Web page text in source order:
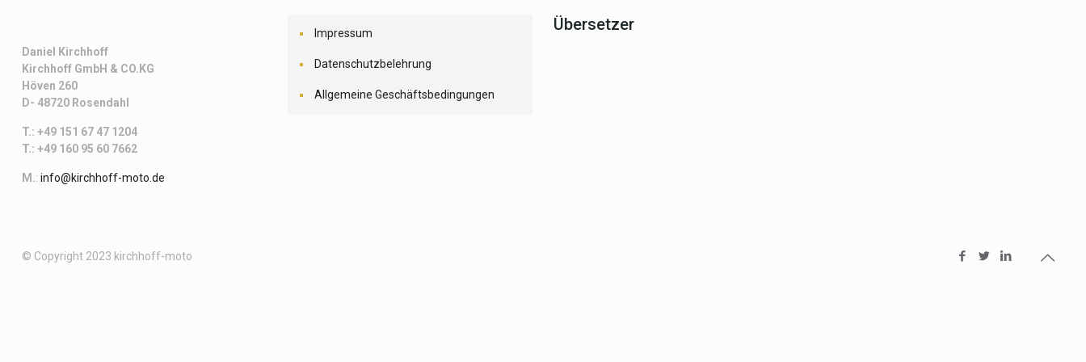
Daniel Kirchhoff
Kirchhoff GmbH & CO.KG
Höven 260
D- 48720 Rosendahl
T.: +49 151 67 47 1204
T.: +49 160 95 60 7662
M.: info@kirchhoff-moto.de
Impressum
Datenschutzbelehrung
Allgemeine Geschäftsbedingungen
Übersetzer
© Copyright 2023 kirchhoff-moto